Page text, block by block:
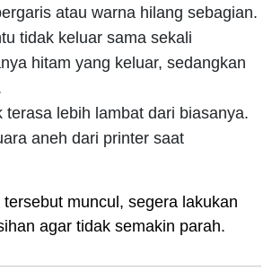
atau warna hilang sebagian.
tidak keluar sama sekali
hitam yang keluar, sedangkan
terasa lebih lambat dari biasanya.
aneh dari printer saat
muncul, segera lakukan
agar tidak semakin parah.